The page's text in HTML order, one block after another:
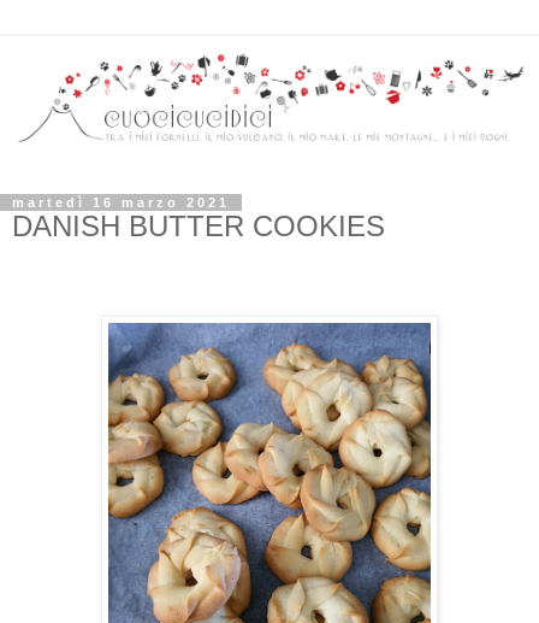
martedì 16 marzo 2021
DANISH BUTTER COOKIES